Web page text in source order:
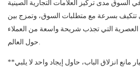
السوق مدى تركيز العلامات التجارية الصينية
تتكيف بسرعة مع متطلبات السوق، وتمزج بين
العصرية التي تجذب شريحة واسعة من العملاء
حول العالم.
**نصيحة أخرى:** عند اختيار مانع انزلاق الباب، حاول إيجاد واحد لا يلبي